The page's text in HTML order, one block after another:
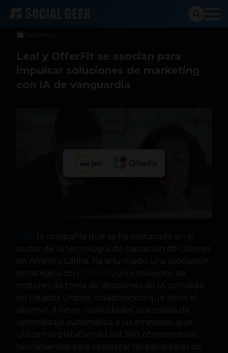
Social Geek
10 de diciembre de 2024
Leal y OfferFit se asocian para
impulsar soluciones de marketing
con IA de vanguardia
, la compañía que se ha destacado en el
sector de la tecnología de captación de clientes
en América Latina, ha anunciado una asociación
estratégica con
, un proveedor de
motores de toma de decisiones de IA con sede
en Estados Unidos; colaboración que tiene el
objetivo d llevar capacidades avanzadas de
aprendizaje automático a las empresas que
utilizan la plataforma Leal 360, ofreciéndoles
herramientas para optimizar las estrategias de